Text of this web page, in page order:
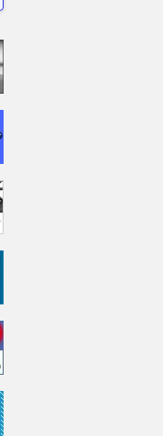
ー クリ
ンジで驚
の給油で